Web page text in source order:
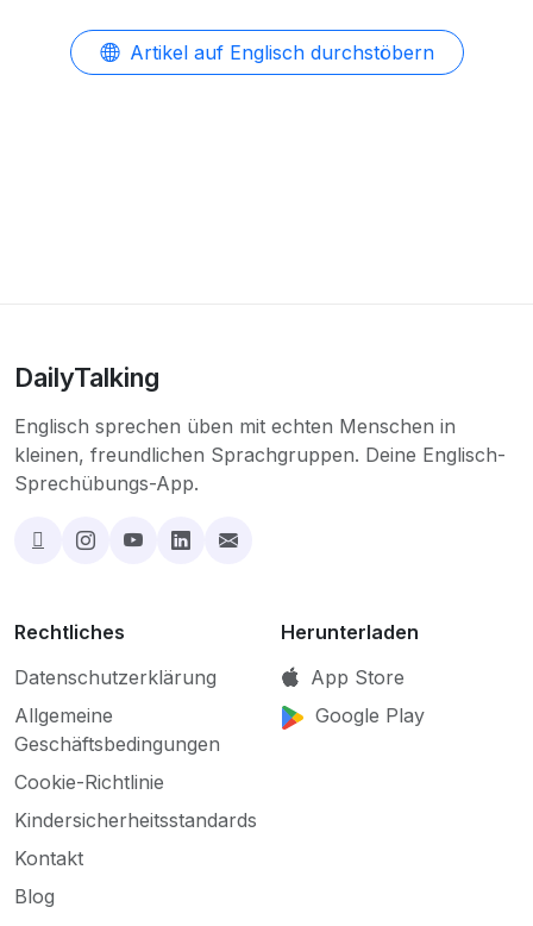
Artikel auf Englisch durchstöbern
DailyTalking
Englisch sprechen üben mit echten Menschen in
kleinen, freundlichen Sprachgruppen. Deine Englisch-
Sprechübungs-App.
Rechtliches
Datenschutzerklärung
Allgemeine
Geschäftsbedingungen
Cookie-Richtlinie
Kindersicherheitsstandards
Kontakt
Blog
Herunterladen
App Store
Google Play